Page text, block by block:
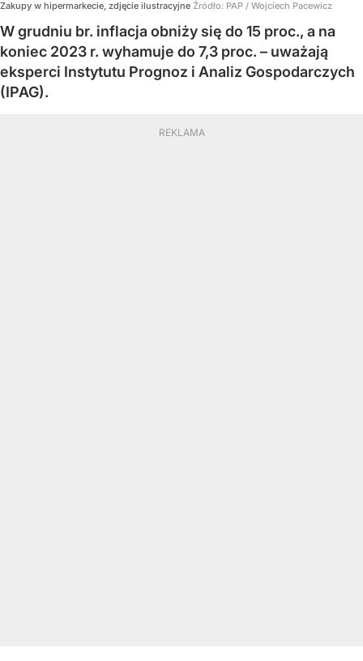
Zakupy w hipermarkecie, zdjęcie ilustracyjne Źródło: PAP / Wojciech Pacewicz
W grudniu br. inflacja obniży się do 15 proc., a na
koniec 2023 r. wyhamuje do 7,3 proc. – uważają
eksperci Instytutu Prognoz i Analiz Gospodarczych
(IPAG).